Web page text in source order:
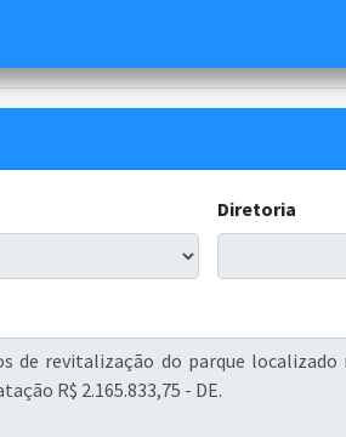
Diretoria